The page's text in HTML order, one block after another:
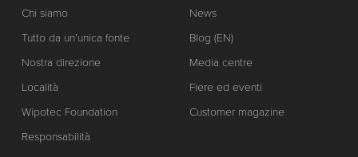
Chi siamo
Tutto da un’unica fonte
Nostra direzione
Località
Wipotec Foundation
Responsabilità
News
Blog (EN)
Media centre
Fiere ed eventi
Customer magazine